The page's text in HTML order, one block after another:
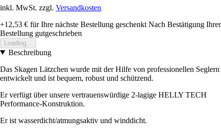
inkl. MwSt. zzgl. Versandkosten
+12,53 € für Ihre nächste Bestellung geschenkt Nach Bestätigung Ihrer
Bestellung gutgeschrieben
Loading...
Beschreibung
Das Skagen Lätzchen wurde mit der Hilfe von professionellen Seglern
entwickelt und ist bequem, robust und schützend.
Er verfügt über unsere vertrauenswürdige 2-lagige HELLY TECH
Performance-Konstruktion.
Er ist wasserdicht/atmungsaktiv und winddicht.